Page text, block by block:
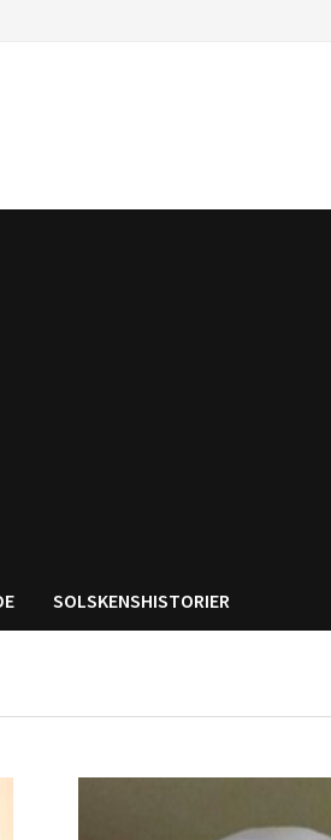
SOLSKENSHISTORIER